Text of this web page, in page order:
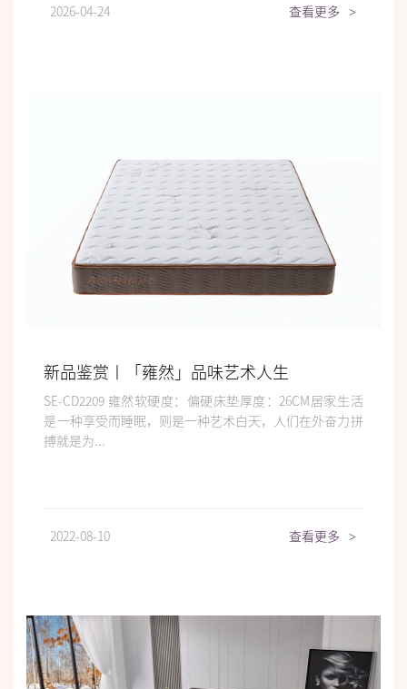
2026-04-24 查看更多 >
新品鉴赏丨「雍然」品味艺术人生
SE-CD2209 雍然软硬度：偏硬床垫厚度：26CM居家生活
是一种享受而睡眠，则是一种艺术白天，人们在外奋力拼
搏就是为...
2022-08-10 查看更多 >